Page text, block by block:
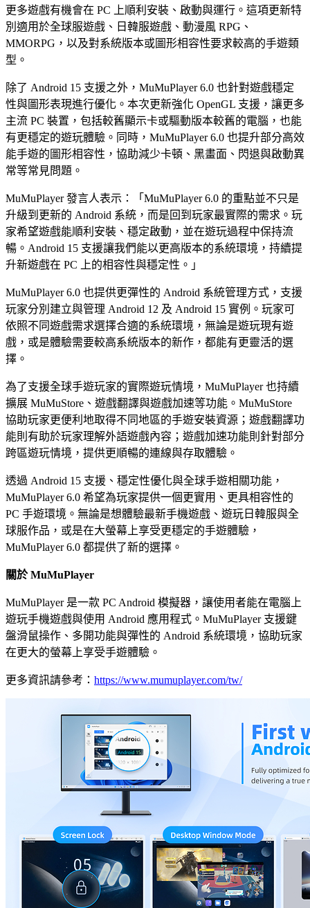
更多遊戲有機會在 PC 上順利安裝、啟動與運行。這項更新特
別適用於全球服遊戲、日韓服遊戲、動漫風 RPG、
MMORPG，以及對系統版本或圖形相容性要求較高的手遊類
型。
除了 Android 15 支援之外，MuMuPlayer 6.0 也針對遊戲穩定
性與圖形表現進行優化。本次更新強化 OpenGL 支援，讓更多
主流 PC 裝置，包括較舊顯示卡或驅動版本較舊的電腦，也能
有更穩定的遊玩體驗。同時，MuMuPlayer 6.0 也提升部分高效
能手遊的圖形相容性，協助減少卡頓、黑畫面、閃退與啟動異
常等常見問題。
MuMuPlayer 發言人表示：「MuMuPlayer 6.0 的重點並不只是
升級到更新的 Android 系統，而是回到玩家最實際的需求。玩
家希望遊戲能順利安裝、穩定啟動，並在遊玩過程中保持流
暢。Android 15 支援讓我們能以更高版本的系統環境，持續提
升新遊戲在 PC 上的相容性與穩定性。」
MuMuPlayer 6.0 也提供更彈性的 Android 系統管理方式，支援
玩家分別建立與管理 Android 12 及 Android 15 實例。玩家可
依照不同遊戲需求選擇合適的系統環境，無論是遊玩現有遊
戲，或是體驗需要較高系統版本的新作，都能有更靈活的選
擇。
為了支援全球手遊玩家的實際遊玩情境，MuMuPlayer 也持續
擴展 MuMuStore、遊戲翻譯與遊戲加速等功能。MuMuStore
協助玩家更便利地取得不同地區的手遊安裝資源；遊戲翻譯功
能則有助於玩家理解外語遊戲內容；遊戲加速功能則針對部分
跨區遊玩情境，提供更順暢的連線與存取體驗。
透過 Android 15 支援、穩定性優化與全球手遊相關功能，
MuMuPlayer 6.0 希望為玩家提供一個更實用、更具相容性的
PC 手遊環境。無論是想體驗最新手機遊戲、遊玩日韓服與全
球服作品，或是在大螢幕上享受更穩定的手遊體驗，
MuMuPlayer 6.0 都提供了新的選擇。
關於 MuMuPlayer
MuMuPlayer 是一款 PC Android 模擬器，讓使用者能在電腦上
遊玩手機遊戲與使用 Android 應用程式。MuMuPlayer 支援鍵
盤滑鼠操作、多開功能與彈性的 Android 系統環境，協助玩家
在更大的螢幕上享受手遊體驗。
更多資訊請參考： https://www.mumuplayer.com/tw/